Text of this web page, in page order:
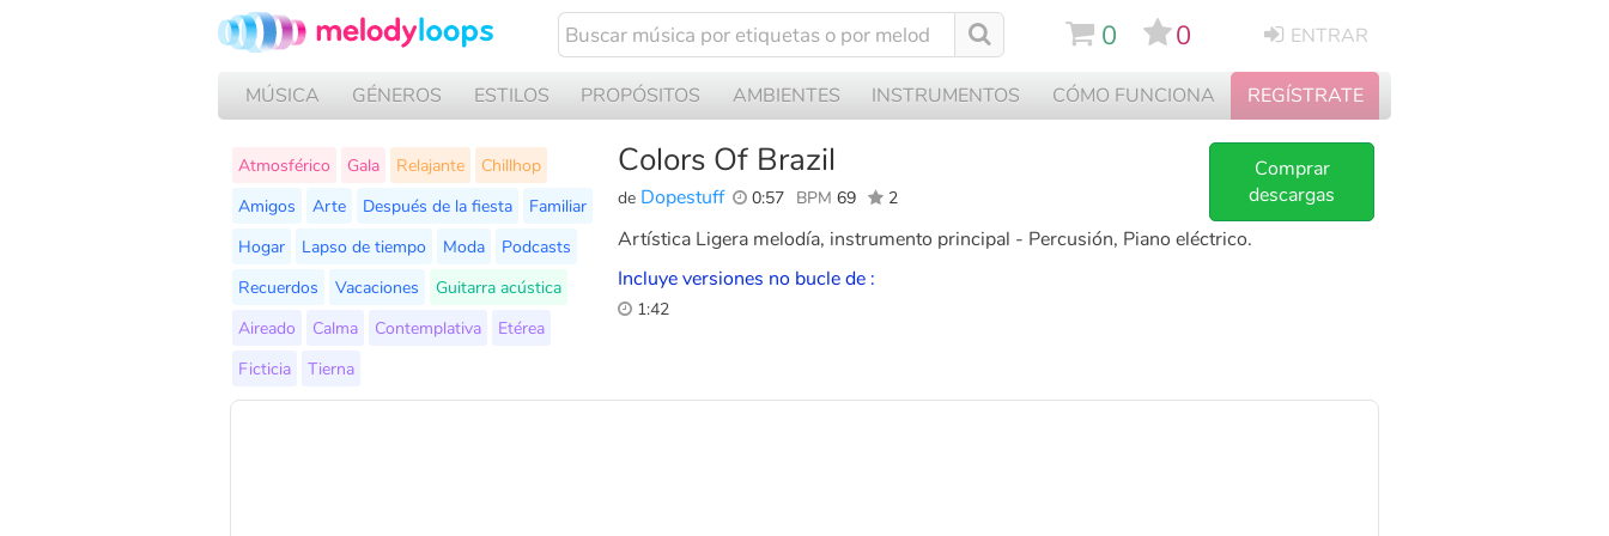
0 0 ENTRAR
MÚSICA GÉNEROS ESTILOS PROPÓSITOS AMBIENTES INSTRUMENTOS CÓMO FUNCIONA REGÍSTRATE
Colors Of Brazil
de Dopestuff 0:57 BPM 69 2
Comprar
descargas
Atmosférico Gala Relajante
Chillhop
Amigos
Arte Después de la fiesta
Familiar
Hogar
Lapso de tiempo Moda
Podcasts
Recuerdos
Vacaciones
Guitarra acústica
Aireado
Calma Contemplativa
Etérea
Ficticia
Tierna
Artística Ligera melodía, instrumento principal - Percusión, Piano eléctrico.
Incluye versiones no bucle de :
1:42